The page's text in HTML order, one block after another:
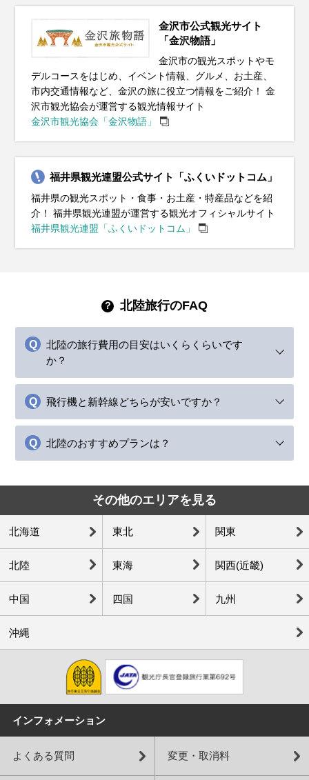
イベント・観光
紅葉シーズン、金沢城・兼六園四季物語～秋の段～（石川県）、
近江町市場かにまつり（石川県）、越前かにまつり（福井県）、
三国湊カニまつり（福井県）、庄川ゆずまつり（富山県）、香箱
ガニ（石川県・漁期）、加能ガニ（石川県・漁期）、ノドグロ
（石川県・旬）、ズワイガニ（11/6～解禁・福井県）、セイコガ
ニ（11/6～解禁・福井県）、越前がれい（福井県・旬）、庄川ゆ
ず（富山県・旬）
イルミネーションシーズン、越前水仙の見ごろ（福井県）、敦賀
港イルミネーション ミライエ（福井県）、永平寺除夜の鐘＆ライ
トアップ（福井県）、環水公園 スイートイルミネーション（富山
市）、香箱ガニ（石川県・漁期）、加能ガニ（石川県・漁期）、
ノドグロ（石川県・旬）、ズワイガニ（漁期・福井県）、セイコ
ガニ（～12/31まで漁期・福井県）、越前がれい（福井県・旬）、
寒ブリ（富山県・旬）
イベント・観光
雪景色、ウィンタースポーツシーズン、イルミネーション、越前
水仙の見ごろ（福井県）、金沢市消防出初式（石川県）、四季の
五箇山 雪あかり（富山県）、加能ガニ（石川県・漁期）、ズワイ
ガニ（福井県・漁期）、若狭ふぐ（福井県・旬）、寒ブリ（富山
県・旬）
イベント・観光
雪景色、ウィンタースポーツシーズン、梅の見ごろ、三方五湖 梅
まつり（福井県）、金沢城・兼六園四季物語～冬の段～（石川
県）、宇奈月温泉雪のカーニバル（富山県）、加能ガニ（石川
県・漁期）、七尾産牡蠣（石川県・旬）、ズワイガニ（福井県・
漁期）、水ガニ（2/19～解禁・福井県）
イベント・観光
梅の見ごろ、三方五湖 梅まつり（富山県）、平国祭 おいで祭（石
川県）、お水送り（福井県）、越前朝市・かに感謝祭（福井
県）、ふくい桜まつり（福井県）、加能ガニ（石川県・漁期）、
穴水産牡蠣（石川県・旬）、ズワイガニ（～3/20まで漁期・福井
県）、水ガニ（～3/20まで漁期・福井県）、ホタルイカ（富山
県・旬）
桜の見ごろ、チューリップの見ごろ（富山県）、となみチューリ
ップフェア（富山県）、金沢城・兼六園四季物語～観桜期～（石
川県）、ふくい桜まつり（福井県）、丸岡城桜まつり（福井
県）、高岡桜まつり（富山県）、立山黒部アルペンルート全線開
通（富山県）、穴水産牡蠣（石川県・旬）、シロエビ（富山県・
旬）、ホタルイカ（富山県・旬）
ツツジの見頃、さばえつつじまつり（福井県）、金沢城・兼六園
四季物語～春の段～（石川県）、青柏祭（石川県）、三国祭（福
井県）、高岡御車山祭（富山県）、城端曳山祭（富山県）、シロ
エビ（富山県・旬）、ホタルイカ（富山県・旬）
アジサイの見ごろ、足羽山のアジサイ（福井県）、太閤山ランド
あじさいまつり（富山県）、金沢百万石まつり（石川県）、加賀
友禅燈ろう流し（石川県）、金沢城・兼六園四季物語～初夏の段
～（石川県）、雪の大谷ウォーク（～6/25まで・富山県）、福井
梅（福井県・旬）、シロエビ（富山県・旬）
イベント・観光
海水浴シーズン、ひまわりの見ごろ、池上ひまわりパーク（福井
県）、大聖寺灯ろう流し（石川県）、越前みなと大花火（福井
県）、伏木港まつり（富山県）、能登岩ガキ（石川県・旬）、越
前うに（福井県・旬）、シロエビ（富山県・旬）
金沢市公式観光サイト
「金沢物語」
金沢市の観光スポットやモ
デルコースをはじめ、イベント情報、グルメ、お土産、
市内交通情報など、金沢の旅に役立つ情報をご紹介！ 金
沢市観光協会が運営する観光情報サイト
金沢市観光協会「金沢物語」
福井県観光連盟公式サイト「ふくいドットコム」
福井県の観光スポット・食事・お土産・特産品などを紹
介！ 福井県観光連盟が運営する観光オフィシャルサイト
福井県観光連盟「ふくいドットコム」
北陸旅行のFAQ
北陸の旅行費用の目安はいくらくらいです
か？
飛行機と新幹線どちらが安いですか？
北陸のおすすめプランは？
その他のエリアを見る
北海道 東北 関東
北陸 東海 関西(近畿)
中国 四国 九州
沖縄
インフォメーション
よくある質問 変更・取消料